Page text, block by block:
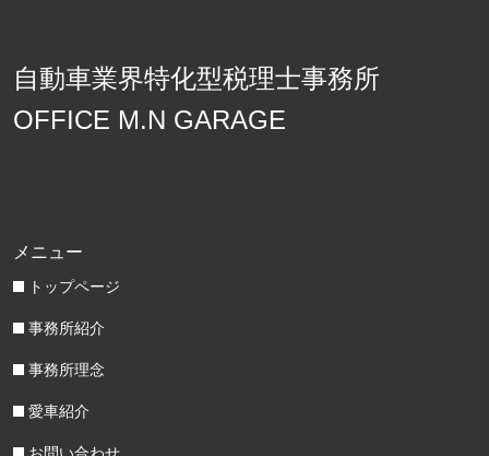
自動車業界特化型税理士事務所
OFFICE M.N GARAGE
メニュー
トップページ
事務所紹介
事務所理念
愛車紹介